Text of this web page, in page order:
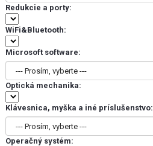
Redukcie a porty:
WiFi&Bluetooth:
Microsoft software:
Optická mechanika:
Klávesnica, myška a iné príslušenstvo:
Operačný systém: